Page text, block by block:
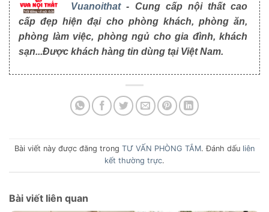
Vuanoithat- Cung cấp nội thất cao
cấp đẹp hiện đại cho phòng khách, phòng ăn,
phòng làm việc, phòng ngủ cho gia đình, khách
sạn...Được khách hàng tin dùng tại Việt Nam.
Bài viết này được đăng trong TƯ VẤN PHÒNG TẮM. Đánh dấu liên
kết thường trực.
Bài viết liên quan